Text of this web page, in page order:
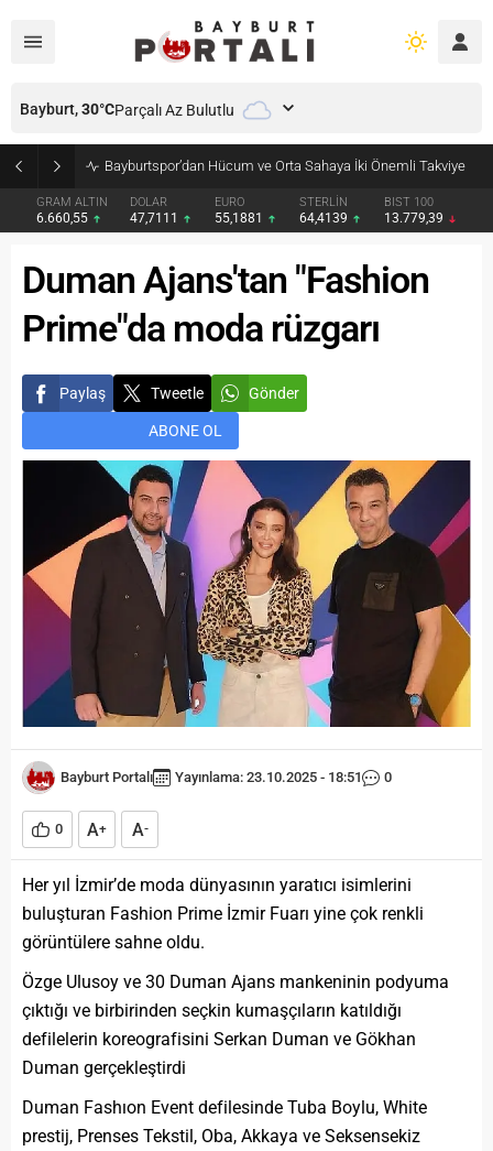
Bayburt’ta Minik Öğrencilere Jandarma Mesleği Tanıtıldı
GRAM ALTIN
6.660,55
DOLAR
47,7111
EURO
55,1881
STERLİN
64,4139
BIST 100
13.779,39
Bayburt,30°CParçalı Az Bulutlu
Duman Ajans'tan "Fashion
Prime"da moda rüzgarı
Paylaş Tweetle Gönder
ABONE OL
Bayburt Portalı Yayınlama: 23.10.2025 - 18:51 0
0 A+ A-
Her yıl İzmir’de moda dünyasının yaratıcı isimlerini
buluşturan Fashion Prime İzmir Fuarı yine çok renkli
görüntülere sahne oldu.
Özge Ulusoy ve 30 Duman Ajans mankeninin podyuma
çıktığı ve birbirinden seçkin kumaşçıların katıldığı
defilelerin koreografisini Serkan Duman ve Gökhan
Duman gerçekleştirdi
Duman Fashıon Event defilesinde Tuba Boylu, White
prestij, Prenses Tekstil, Oba, Akkaya ve Seksensekiz